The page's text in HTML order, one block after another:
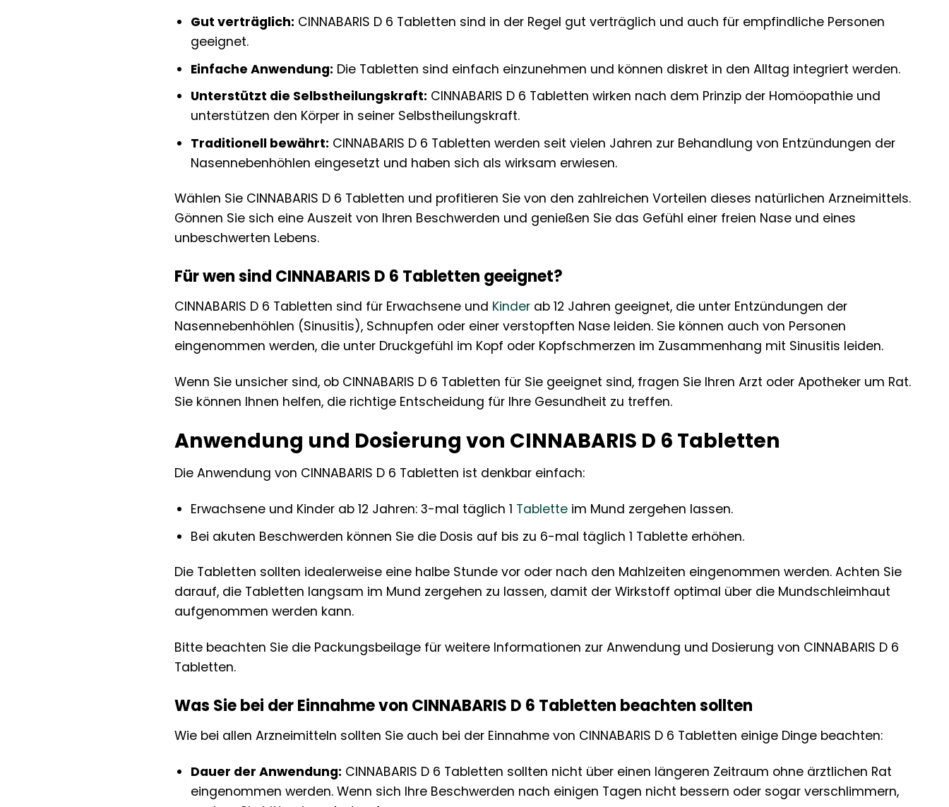
Gut verträglich: CINNABARIS D 6 Tabletten sind in der Regel gut verträglich und auch für empfindliche Personen
geeignet.
Einfache Anwendung: Die Tabletten sind einfach einzunehmen und können diskret in den Alltag integriert werden.
Unterstützt die Selbstheilungskraft: CINNABARIS D 6 Tabletten wirken nach dem Prinzip der Homöopathie und
unterstützen den Körper in seiner Selbstheilungskraft.
Traditionell bewährt: CINNABARIS D 6 Tabletten werden seit vielen Jahren zur Behandlung von Entzündungen der
Nasennebenhöhlen eingesetzt und haben sich als wirksam erwiesen.
Wählen Sie CINNABARIS D 6 Tabletten und profitieren Sie von den zahlreichen Vorteilen dieses natürlichen Arzneimittels.
Gönnen Sie sich eine Auszeit von Ihren Beschwerden und genießen Sie das Gefühl einer freien Nase und eines
unbeschwerten Lebens.
Für wen sind CINNABARIS D 6 Tabletten geeignet?
CINNABARIS D 6 Tabletten sind für Erwachsene und Kinder ab 12 Jahren geeignet, die unter Entzündungen der
Nasennebenhöhlen (Sinusitis), Schnupfen oder einer verstopften Nase leiden. Sie können auch von Personen
eingenommen werden, die unter Druckgefühl im Kopf oder Kopfschmerzen im Zusammenhang mit Sinusitis leiden.
Wenn Sie unsicher sind, ob CINNABARIS D 6 Tabletten für Sie geeignet sind, fragen Sie Ihren Arzt oder Apotheker um Rat.
Sie können Ihnen helfen, die richtige Entscheidung für Ihre Gesundheit zu treffen.
Anwendung und Dosierung von CINNABARIS D 6 Tabletten
Die Anwendung von CINNABARIS D 6 Tabletten ist denkbar einfach:
Erwachsene und Kinder ab 12 Jahren: 3-mal täglich 1 Tabletteim Mund zergehen lassen.
Bei akuten Beschwerden können Sie die Dosis auf bis zu 6-mal täglich 1 Tablette erhöhen.
Die Tabletten sollten idealerweise eine halbe Stunde vor oder nach den Mahlzeiten eingenommen werden. Achten Sie
darauf, die Tabletten langsam im Mund zergehen zu lassen, damit der Wirkstoff optimal über die Mundschleimhaut
aufgenommen werden kann.
Bitte beachten Sie die Packungsbeilage für weitere Informationen zur Anwendung und Dosierung von CINNABARIS D 6
Tabletten.
Was Sie bei der Einnahme von CINNABARIS D 6 Tabletten beachten sollten
Wie bei allen Arzneimitteln sollten Sie auch bei der Einnahme von CINNABARIS D 6 Tabletten einige Dinge beachten:
Dauer der Anwendung: CINNABARIS D 6 Tabletten sollten nicht über einen längeren Zeitraum ohne ärztlichen Rat
eingenommen werden. Wenn sich Ihre Beschwerden nach einigen Tagen nicht bessern oder sogar verschlimmern,